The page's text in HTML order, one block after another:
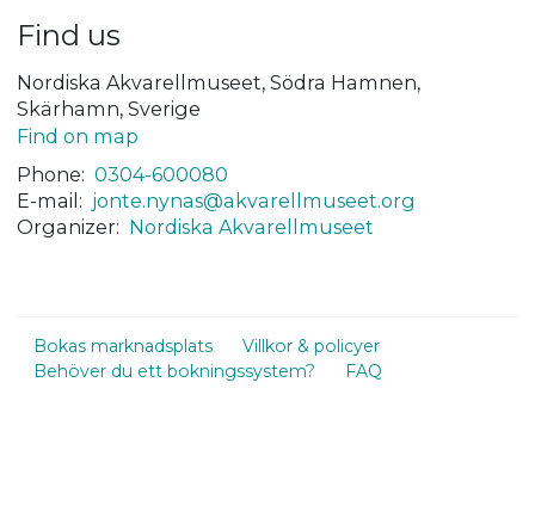
Find us
Nordiska Akvarellmuseet, Södra Hamnen,
Skärhamn, Sverige
Find on map
Phone: 0304-600080
E-mail: jonte.nynas@akvarellmuseet.org
Organizer: Nordiska Akvarellmuseet
Bokas marknadsplats
Villkor & policyer
Behöver du ett bokningssystem?
FAQ